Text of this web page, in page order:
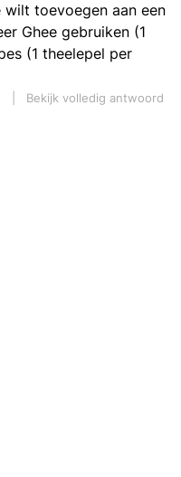
toevoegen aan een
Ghee gebruiken (1
(1 theelepel per
Bekijk volledig antwoord